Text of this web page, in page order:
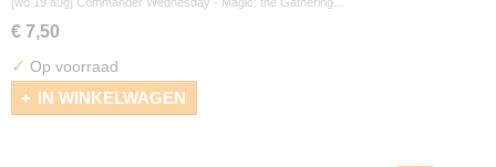
Gathering
€ 7,50
✓ Op voorraad
IN WINKELWAGEN